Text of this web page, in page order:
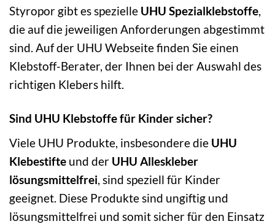
Styropor gibt es spezielle UHU Spezialklebstoffe,
die auf die jeweiligen Anforderungen abgestimmt
sind. Auf der UHU Webseite finden Sie einen
Klebstoff-Berater, der Ihnen bei der Auswahl des
richtigen Klebers hilft.
Sind UHU Klebstoffe für Kinder sicher?
Viele UHU Produkte, insbesondere die UHU
Klebestifte und der UHU Alleskleber
lösungsmittelfrei , sind speziell für Kinder
geeignet. Diese Produkte sind ungiftig und
lösungsmittelfrei und somit sicher für den Einsatz